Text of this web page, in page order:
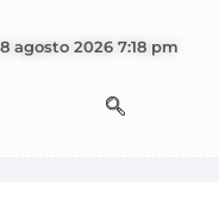
8 agosto 2026 7:18 pm